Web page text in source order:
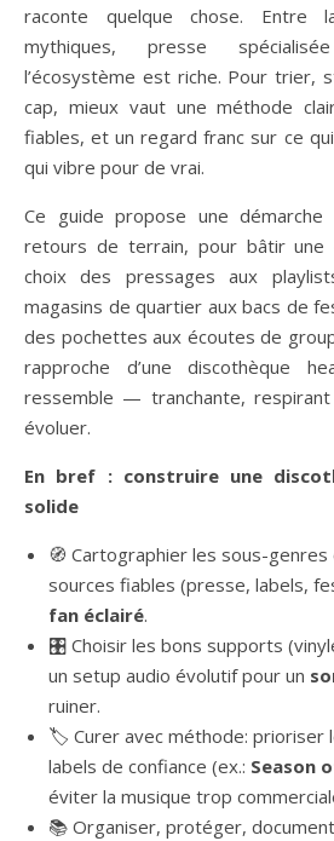
raconte quelque chose. Entre
mythiques, presse
l’écosystème est riche. Pour trier,
cap, mieux vaut une méthode
fiables, et un regard franc sur ce
qui vibre pour de vrai.
Ce guide propose une
retours de terrain, pour bâtir une
choix des pressages aux
magasins de quartier aux bacs de
des pochettes aux écoutes de
rapproche d’une discothèque
ressemble — tranchante,
évoluer.
En bref : construire une
solide
🧭 Cartographier les sous-genres
sources fiables (presse, labels,
fan éclairé.
🎛️ Choisir les bons supports
un setup audio évolutif pour un
ruiner.
🏷️ Curer avec méthode: prioriser
labels de confiance (ex.: Season
éviter la musique trop
📚 Organiser, protéger,